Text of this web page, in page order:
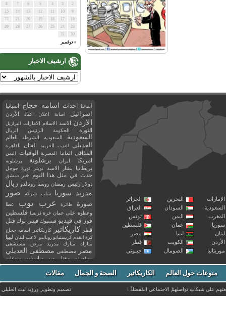
« نوفمبر
ارشيف الاخبار
البحرين
الجزائر
السودان
العراق
اليمن
تونس
عمان
فلسطين
ليبيا
مصر
الكويت
قطر
الصومال جيبوتي
ألمانيا احداث اسامه حجاج اسبانيا
اسرائيل اصابة اعلان اعياد الأردن
الاردن الاسد الاسلام الامارات البرازيل
الثورة الحكومة الرئيس الريال
السعودية السعوديه الشرطة العالم
العديلي العرب العربية الفنان القاهرة
القذافي المانيا المصرية الوفيات اليمن
امريكا ايران برشلونة برشلونه
بريطانيا بشار الاسد تويتر ثورة جوجل
حدث في مثل هذا اليوم خبر دمشق
دولار رئيس رمضان روسيا رونالدو ريال
مدريد
سوريا شاب شركة صور
صورة طائرة عرب توب
عطا
وعطوة على عمان غزة فرنسا فلسطين
فوز في فيديو فيسبوك فيس بوك قتل
قطر كاريكاتير كاريكاتير اسامه حجاج
كرة القدم كريستيانو رونالدو لاعب لبنان ليبيا
مباراة مبارك مدريد مرض مستشفى
مصر مصطفى مصطفى العديلي
مظاهرات مقتل من مناسبات
منوعات
مواليد
موت ميسي ميلان نادي نشر
وفاة وفيات يوتيوب منوعات حول العالم الكاريكاتير الصحة و الجمال مقالات
على شبكاتِ تواصلهمْ الاجتماعي المُفضلةْ ! تصميم وتطوير ورؤيةليث الخليلي